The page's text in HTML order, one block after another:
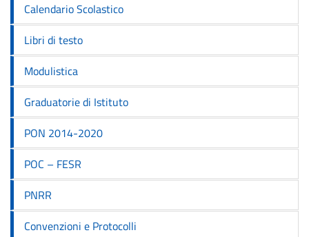
Calendario Scolastico
Libri di testo
Modulistica
Graduatorie di Istituto
PON 2014-2020
POC – FESR
PNRR
Convenzioni e Protocolli